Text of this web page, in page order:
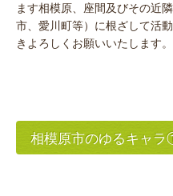
ます相模原、座間及びその近
市、愛川町等）に根ざして活
きよろしくお願いいたします。
相模原市のゆるキャ